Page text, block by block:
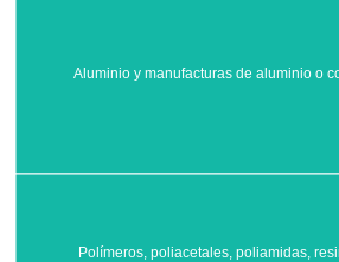
Aluminio y manufacturas de aluminio o
Polímeros, poliacetales, poliamidas,